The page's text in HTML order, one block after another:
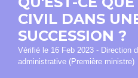
CIVIL DANS
SUCCESSION ?
Vérifié le 16 Feb 2023 - Direction
administrative (Première ministre)